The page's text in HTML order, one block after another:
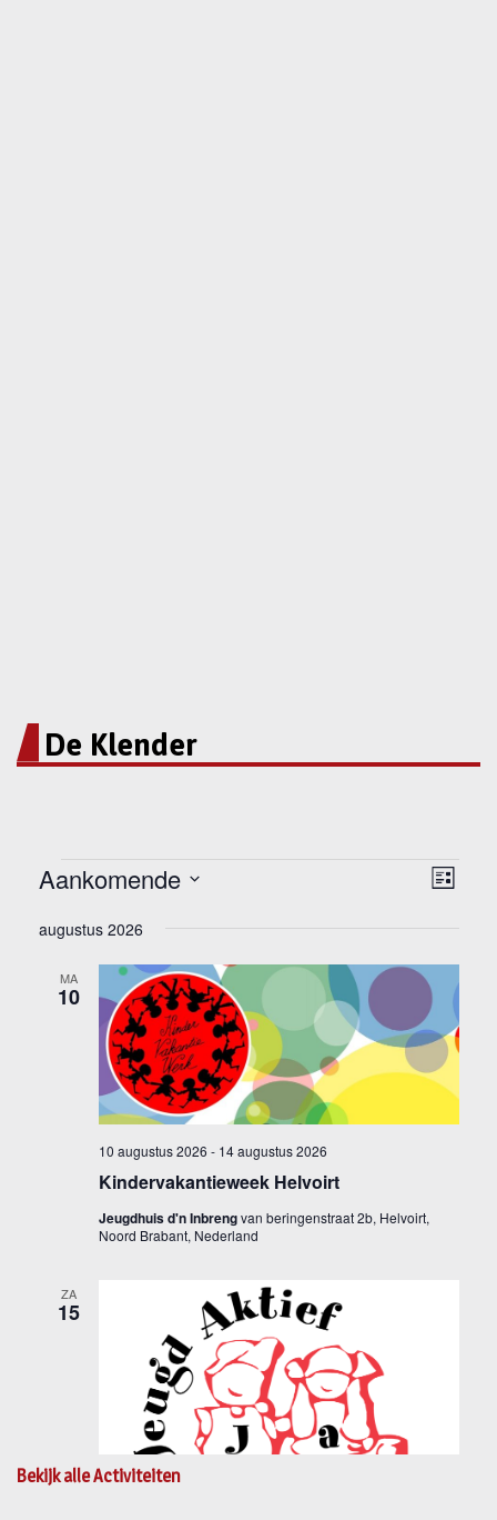
De Klender
Bekijk alle Activiteiten